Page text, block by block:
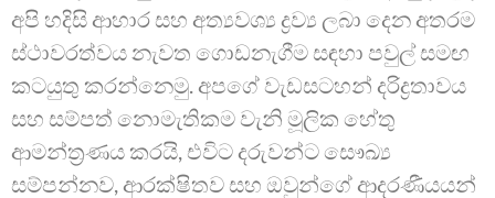
අපි හදිසි ආහාර සහ අත්‍යවශ්‍ය ද්‍රව්‍ය ලබා දෙන අතරම
ස්ථාවරත්වය නැවත ගොඩනැගීම සඳහා පවුල් සමඟ
කටයුතු කරන්නෙමු. අපගේ වැඩසටහන් දරිද්‍රතාවය
සහ සම්පත් නොමැතිකම වැනි මූලික හේතු
ආමන්ත්‍රණය කරයි, එවිට දරුවන්ට සෞඛ්‍ය
සම්පන්නව, ආරක්ෂිතව සහ ඔවුන්ගේ ආදරණීයයන්